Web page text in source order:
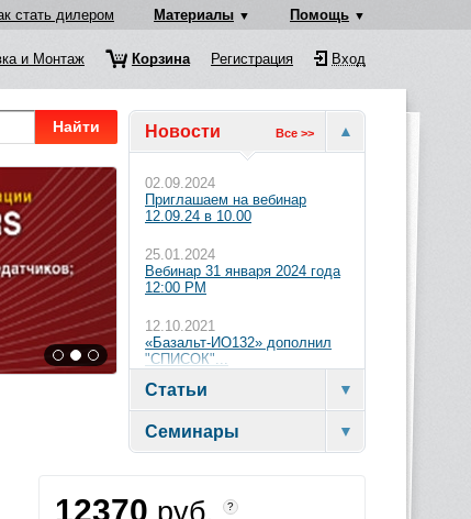
стать дилером Материалы Помощь
и Монтаж Корзина Регистрация Вход
Новости Все >>
02.09.2024
Приглашаем на вебинар
12.09.24 в 10.00
25.01.2024
Вебинар 31 января 2024 года
12:00 PM
12.10.2021
«Базальт-ИО132» дополнил
"СПИСОК"...
Статьи
Семинары
Найти
12370 руб. ?